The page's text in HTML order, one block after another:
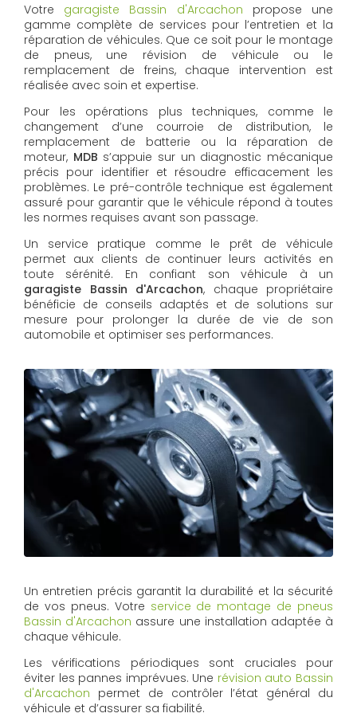
Votre garagiste Bassin d'Arcachon propose une
gamme complète de services pour l’entretien et la
réparation de véhicules. Que ce soit pour le montage
de pneus, une révision de véhicule ou le
remplacement de freins, chaque intervention est
réalisée avec soin et expertise.
Pour les opérations plus techniques, comme le
changement d’une courroie de distribution, le
remplacement de batterie ou la réparation de
moteur, MDB s’appuie sur un diagnostic mécanique
précis pour identifier et résoudre efficacement les
problèmes. Le pré-contrôle technique est également
assuré pour garantir que le véhicule répond à toutes
les normes requises avant son passage.
Un service pratique comme le prêt de véhicule
permet aux clients de continuer leurs activités en
toute sérénité. En confiant son véhicule à un
garagiste Bassin d'Arcachon, chaque propriétaire
bénéficie de conseils adaptés et de solutions sur
mesure pour prolonger la durée de vie de son
automobile et optimiser ses performances.
Un entretien précis garantit la durabilité et la sécurité
de vos pneus. Votre service de montage de pneus
Bassin d'Arcachon assure une installation adaptée à
chaque véhicule.
Les vérifications périodiques sont cruciales pour
éviter les pannes imprévues. Une révision auto Bassin
d'Arcachon permet de contrôler l’état général du
véhicule et d’assurer sa fiabilité.